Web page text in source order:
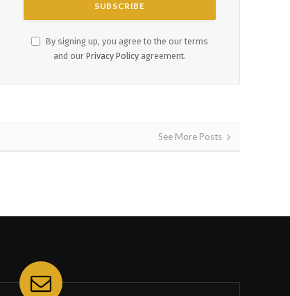
By signing up, you agree to the our terms
and our Privacy Policy agreement.
See More Posts